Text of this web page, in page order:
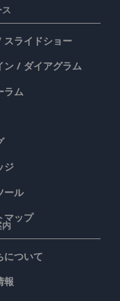
ス
スライドショー
ン / ダイアグラム
ラム
ジ
ール
マップ
内
について
報